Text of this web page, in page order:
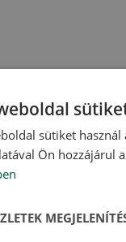
sütiket
Ön hozzájárul